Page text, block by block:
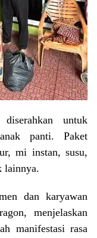
untuk
panti. Paket
mi instan, susu,
lainnya.
dan karyawan
menjelaskan
manifestasi rasa